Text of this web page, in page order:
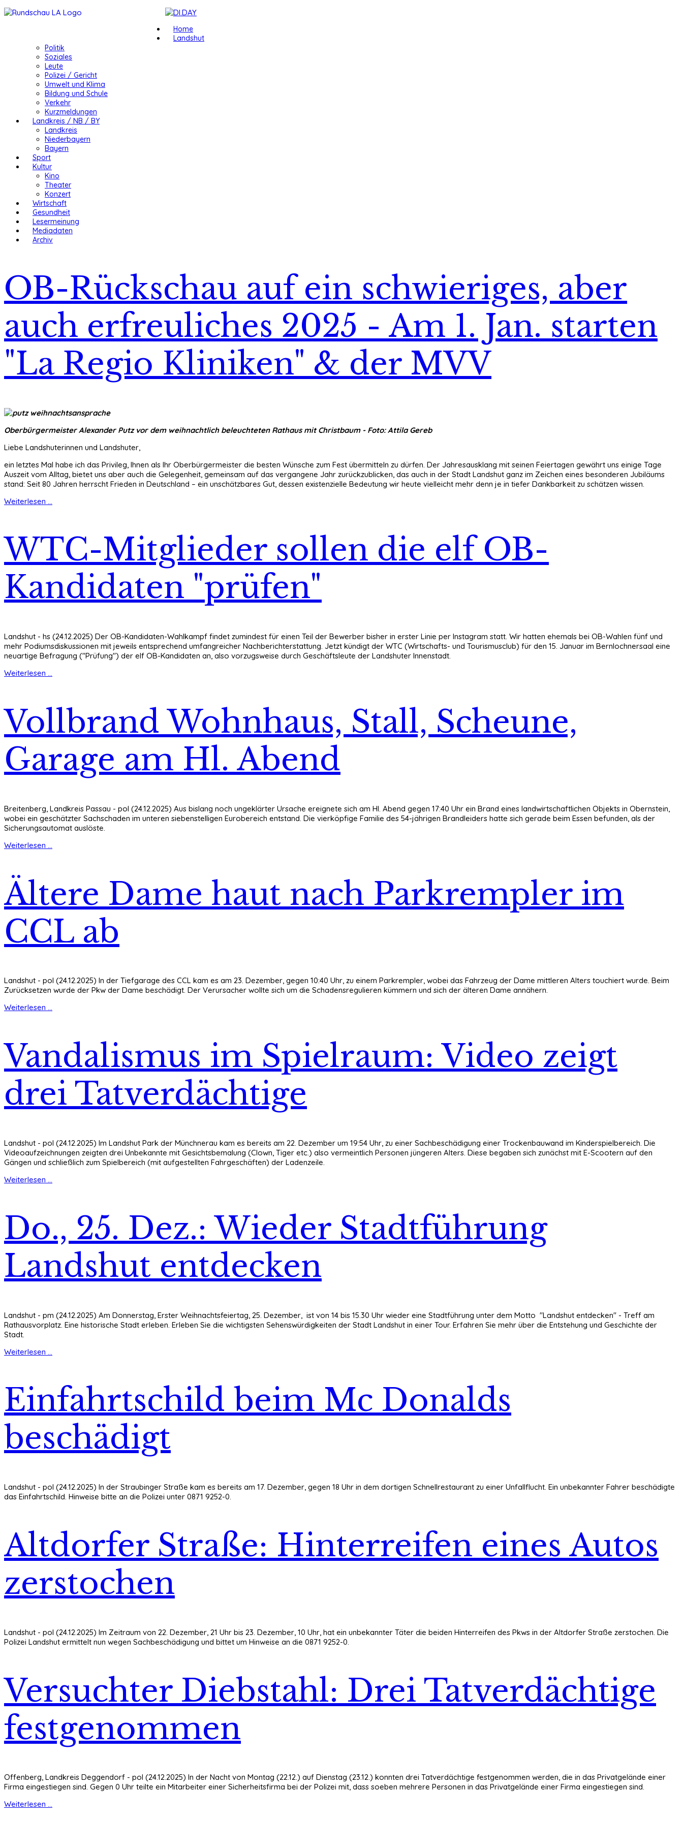
Home
Landshut
Politik
Soziales
Leute
Polizei / Gericht
Umwelt und Klima
Bildung und Schule
Verkehr
Kurzmeldungen
Landkreis / NB / BY
Landkreis
Niederbayern
Bayern
Sport
Kultur
Kino
Theater
Konzert
Wirtschaft
Gesundheit
Lesermeinung
Mediadaten
Archiv
OB-Rückschau auf ein schwieriges, aber
auch erfreuliches 2025 - Am 1. Jan. starten
"La Regio Kliniken" & der MVV
Oberbürgermeister Alexander Putz vor dem weihnachtlich beleuchteten Rathaus mit Christbaum - Foto: Attila Gereb
Liebe Landshuterinnen und Landshuter,
ein letztes Mal habe ich das Privileg, Ihnen als Ihr Oberbürgermeister die besten Wünsche zum Fest übermitteln zu dürfen. Der Jahresausklang mit seinen Feiertagen gewährt uns einige Tage
Auszeit vom Alltag, bietet uns aber auch die Gelegenheit, gemeinsam auf das vergangene Jahr zurückzublicken, das auch in der Stadt Landshut ganz im Zeichen eines besonderen Jubiläums
stand: Seit 80 Jahren herrscht Frieden in Deutschland – ein unschätzbares Gut, dessen existenzielle Bedeutung wir heute vielleicht mehr denn je in tiefer Dankbarkeit zu schätzen wissen.
Weiterlesen ...
WTC-Mitglieder sollen die elf OB-
Kandidaten "prüfen"
Landshut - hs (24.12.2025) Der OB-Kandidaten-Wahlkampf findet zumindest für einen Teil der Bewerber bisher in erster Linie per Instagram statt. Wir hatten ehemals bei OB-Wahlen fünf und
mehr Podiumsdiskussionen mit jeweils entsprechend umfangreicher Nachberichterstattung. Jetzt kündigt der WTC (Wirtschafts- und Tourismusclub) für den 15. Januar im Bernlochnersaal eine
neuartige Befragung ("Prüfung") der elf OB-Kandidaten an, also vorzugsweise durch Geschäftsleute der Landshuter Innenstadt.
Weiterlesen ...
Vollbrand Wohnhaus, Stall, Scheune,
Garage am Hl. Abend
Breitenberg, Landkreis Passau - pol (24.12.2025) Aus bislang noch ungeklärter Ursache ereignete sich am Hl. Abend gegen 17:40 Uhr ein Brand eines landwirtschaftlichen Objekts in Obernstein,
wobei ein geschätzter Sachschaden im unteren siebenstelligen Eurobereich entstand. Die vierköpfige Familie des 54-jährigen Brandleiders hatte sich gerade beim Essen befunden, als der
Sicherungsautomat auslöste.
Weiterlesen ...
Ältere Dame haut nach Parkrempler im
CCL ab
Landshut - pol (24.12.2025) In der Tiefgarage des CCL kam es am 23. Dezember, gegen 10:40 Uhr, zu einem Parkrempler, wobei das Fahrzeug der Dame mittleren Alters touchiert wurde. Beim
Zurücksetzen wurde der Pkw der Dame beschädigt. Der Verursacher wollte sich um die Schadensregulieren kümmern und sich der älteren Dame annähern.
Weiterlesen ...
Vandalismus im Spielraum: Video zeigt
drei Tatverdächtige
Landshut - pol (24.12.2025) Im Landshut Park der Münchnerau kam es bereits am 22. Dezember um 19:54 Uhr, zu einer Sachbeschädigung einer Trockenbauwand im Kinderspielbereich. Die
Videoaufzeichnungen zeigten drei Unbekannte mit Gesichtsbemalung (Clown, Tiger etc.) also vermeintlich Personen jüngeren Alters. Diese begaben sich zunächst mit E-Scootern auf den
Gängen und schließlich zum Spielbereich (mit aufgestellten Fahrgeschäften) der Ladenzeile.
Weiterlesen ...
Do., 25. Dez.: Wieder Stadtführung
Landshut entdecken
Landshut - pm (24.12.2025) Am Donnerstag, Erster Weihnachtsfeiertag, 25. Dezember, ist von 14 bis 15.30 Uhr wieder eine Stadtführung unter dem Motto "Landshut entdecken" - Treff am
Rathausvorplatz. Eine historische Stadt erleben. Erleben Sie die wichtigsten Sehenswürdigkeiten der Stadt Landshut in einer Tour. Erfahren Sie mehr über die Entstehung und Geschichte der
Stadt.
Weiterlesen ...
Einfahrtschild beim Mc Donalds
beschädigt
Landshut - pol (24.12.2025) In der Straubinger Straße kam es bereits am 17. Dezember, gegen 18 Uhr in dem dortigen Schnellrestaurant zu einer Unfallflucht. Ein unbekannter Fahrer beschädigte
das Einfahrtschild. Hinweise bitte an die Polizei unter 0871 9252-0.
Altdorfer Straße: Hinterreifen eines Autos
zerstochen
Landshut - pol (24.12.2025) Im Zeitraum von 22. Dezember, 21 Uhr bis 23. Dezember, 10 Uhr, hat ein unbekannter Täter die beiden Hinterreifen des Pkws in der Altdorfer Straße zerstochen. Die
Polizei Landshut ermittelt nun wegen Sachbeschädigung und bittet um Hinweise an die 0871 9252-0.
Versuchter Diebstahl: Drei Tatverdächtige
festgenommen
Offenberg, Landkreis Deggendorf - pol (24.12.2025) In der Nacht von Montag (22.12.) auf Dienstag (23.12.) konnten drei Tatverdächtige festgenommen werden, die in das Privatgelände einer
Firma eingestiegen sind. Gegen 0 Uhr teilte ein Mitarbeiter einer Sicherheitsfirma bei der Polizei mit, dass soeben mehrere Personen in das Privatgelände einer Firma eingestiegen sind.
Weiterlesen ...